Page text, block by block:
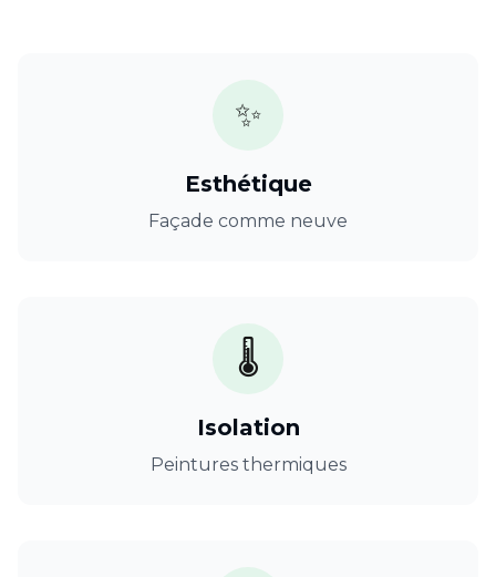
✨
Esthétique
Façade comme neuve
🌡️
Isolation
Peintures thermiques